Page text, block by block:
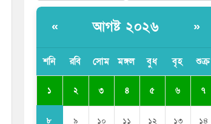
দিলো সৌদি সরকার
ভারতের পূর্ব সীমান্তে এখন ‘আরেকটি পাকিস্তান’
গড়ে উঠেছে: সজীব ওয়াজেদ জয়
সাকিব আল হাসানের বাড়িতে আগুন, পেট্রলবোমা
বিস্ফোরণ
« আগষ্ট ২০২৬ »
শনি রবি সোম মঙ্গল বুধ বৃহ শুক্র
১ ২ ৩ ৪ ৫ ৬ ৭
৮ ৯ ১০ ১১ ১২ ১৩ ১৪